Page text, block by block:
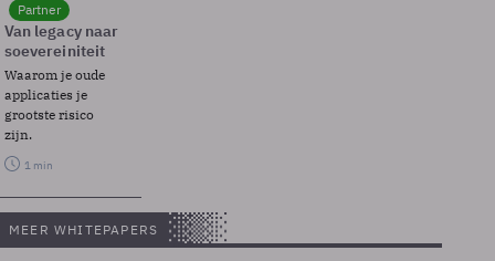
Partner
Van legacy naar
soevereiniteit
Waarom je oude
applicaties je
grootste risico
zijn.
1 min
MEER WHITEPAPERS